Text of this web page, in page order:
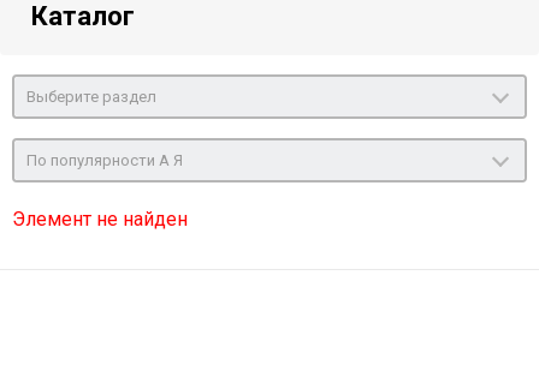
Каталог
Выберите раздел
По популярности А Я
Элемент не найден